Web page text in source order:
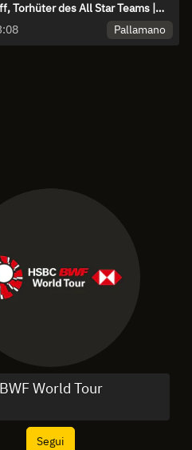
Torhüter des All Star Teams |
WM 2023
Pallamano
BWF World Tour
Segui